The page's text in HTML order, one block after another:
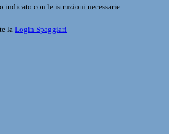
indicato con le istruzioni necessarie.
la Login Spaggiari